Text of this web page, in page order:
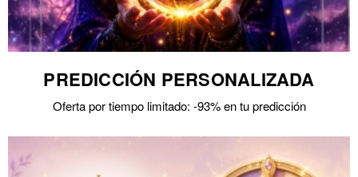
PREDICCIÓN PERSONALIZADA
Oferta por tiempo limitado: -93% en tu predicción